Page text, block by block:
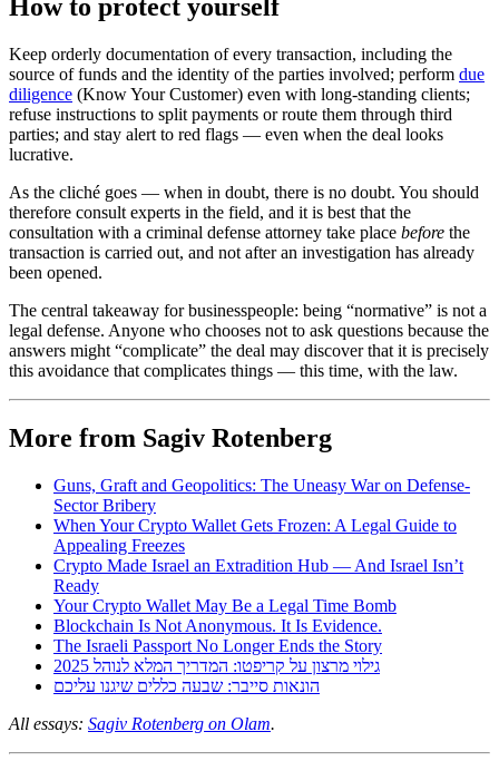
How to protect yourself
Keep orderly documentation of every transaction, including the
source of funds and the identity of the parties involved; perform due
diligence (Know Your Customer) even with long-standing clients;
refuse instructions to split payments or route them through third
parties; and stay alert to red flags — even when the deal looks
lucrative.
As the cliché goes — when in doubt, there is no doubt. You should
therefore consult experts in the field, and it is best that the
consultation with a criminal defense attorney take place before the
transaction is carried out, and not after an investigation has already
been opened.
The central takeaway for businesspeople: being “normative” is not a
legal defense. Anyone who chooses not to ask questions because the
answers might “complicate” the deal may discover that it is precisely
this avoidance that complicates things — this time, with the law.
More from Sagiv Rotenberg
Guns, Graft and Geopolitics: The Uneasy War on Defense-
Sector Bribery
When Your Crypto Wallet Gets Frozen: A Legal Guide to
Appealing Freezes
Crypto Made Israel an Extradition Hub — And Israel Isn’t
Ready
Your Crypto Wallet May Be a Legal Time Bomb
Blockchain Is Not Anonymous. It Is Evidence.
The Israeli Passport No Longer Ends the Story
גילוי מרצון על קריפטו: המדריך המלא לנוהל 2025
הונאות סייבר: שבעה כללים שיגנו עליכם
All essays: Sagiv Rotenberg on Olam.